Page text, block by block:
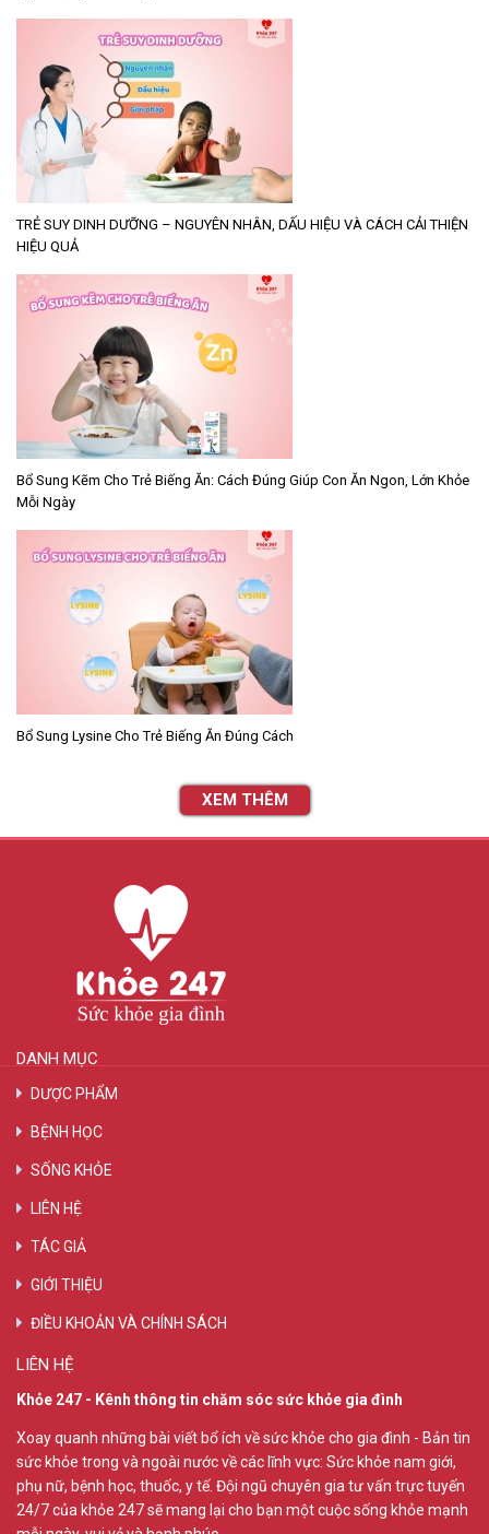
TRẺ SUY DINH DƯỠNG – NGUYÊN NHÂN, DẤU HIỆU VÀ CÁCH CẢI THIỆN
HIỆU QUẢ
Bổ Sung Kẽm Cho Trẻ Biếng Ăn: Cách Đúng Giúp Con Ăn Ngon, Lớn Khỏe
Mỗi Ngày
Bổ Sung Lysine Cho Trẻ Biếng Ăn Đúng Cách
XEM THÊM
DANH MỤC
DƯỢC PHẨM
BỆNH HỌC
SỐNG KHỎE
LIÊN HỆ
TÁC GIẢ
GIỚI THIỆU
ĐIỀU KHOẢN VÀ CHÍNH SÁCH
LIÊN HỆ
Khỏe 247 - Kênh thông tin chăm sóc sức khỏe gia đình
Xoay quanh những bài viết bổ ích về sức khỏe cho gia đình - Bản tin
sức khỏe trong và ngoài nước về các lĩnh vực: Sức khỏe nam giới,
phụ nữ, bệnh học, thuốc, y tế. Đội ngũ chuyên gia tư vấn trực tuyến
24/7 của khỏe 247 sẽ mang lại cho bạn một cuộc sống khỏe mạnh